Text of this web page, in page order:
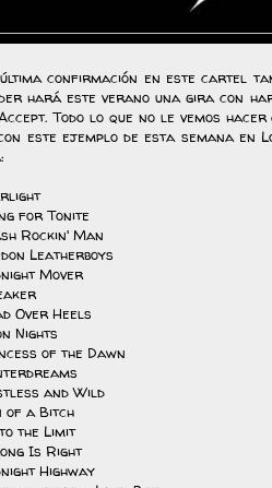
confirmación en este cartel
hará este verano una gira con
Todo lo que no le vemos
este ejemplo de esta semana en
for Tonite
Rockin' Man
Leatherboys
Mover
Over Heels
Nights
of the Dawn
and Wild
of a Bitch
the Limit
Is Right
Highway